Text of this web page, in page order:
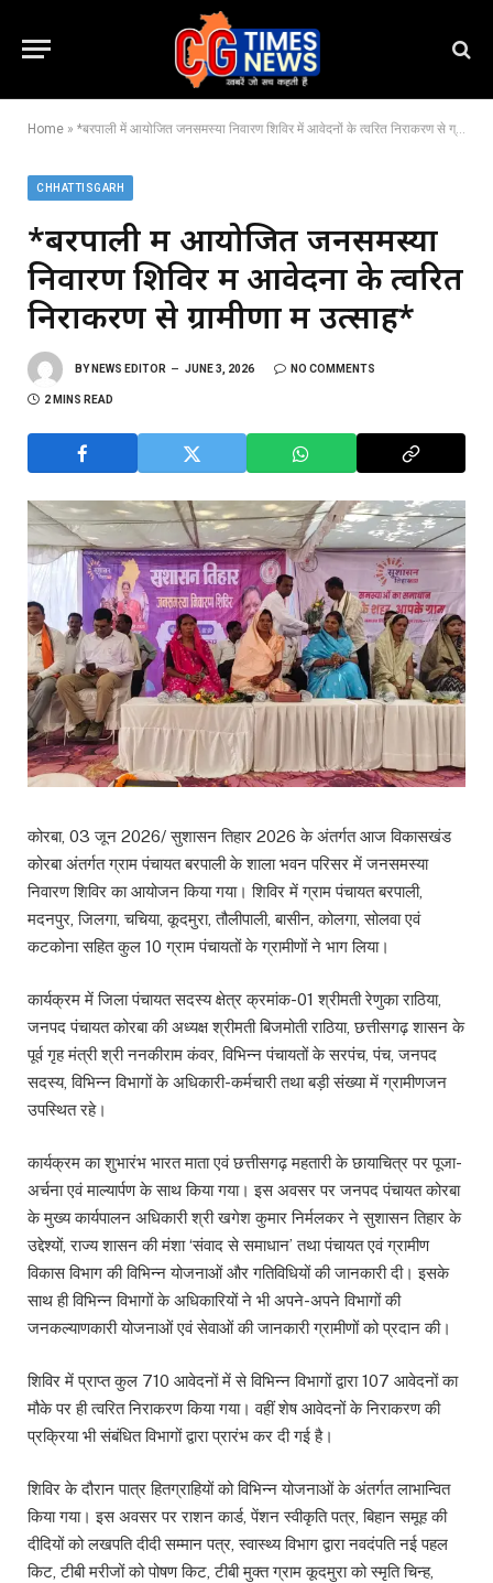
Home » *बरपाली में आयोजित जनसमस्या निवारण शिविर में आवेदनों के त्वरित निराकरण से ग्रामीणों में उत्साह*
CHHATTISGARH
*बरपाली में आयोजित जनसमस्या
निवारण शिविर में आवेदनों के त्वरित
निराकरण से ग्रामीणों में उत्साह*
BY NEWS EDITOR JUNE 3, 2026 NO COMMENTS
2 MINS READ
कोरबा, 03 जून 2026/ सुशासन तिहार 2026 के अंतर्गत आज विकासखंड
कोरबा अंतर्गत ग्राम पंचायत बरपाली के शाला भवन परिसर में जनसमस्या
निवारण शिविर का आयोजन किया गया। शिविर में ग्राम पंचायत बरपाली,
मदनपुर, जिलगा, चचिया, कूदमुरा, तौलीपाली, बासीन, कोलगा, सोलवा एवं
कटकोना सहित कुल 10 ग्राम पंचायतों के ग्रामीणों ने भाग लिया।
कार्यक्रम में जिला पंचायत सदस्य क्षेत्र क्रमांक-01 श्रीमती रेणुका राठिया,
जनपद पंचायत कोरबा की अध्यक्ष श्रीमती बिजमोती राठिया, छत्तीसगढ़ शासन के
पूर्व गृह मंत्री श्री ननकीराम कंवर, विभिन्न पंचायतों के सरपंच, पंच, जनपद
सदस्य, विभिन्न विभागों के अधिकारी-कर्मचारी तथा बड़ी संख्या में ग्रामीणजन
उपस्थित रहे।
कार्यक्रम का शुभारंभ भारत माता एवं छत्तीसगढ़ महतारी के छायाचित्र पर पूजा-
अर्चना एवं माल्यार्पण के साथ किया गया। इस अवसर पर जनपद पंचायत कोरबा
के मुख्य कार्यपालन अधिकारी श्री खगेश कुमार निर्मलकर ने सुशासन तिहार के
उद्देश्यों, राज्य शासन की मंशा ‘संवाद से समाधान’ तथा पंचायत एवं ग्रामीण
विकास विभाग की विभिन्न योजनाओं और गतिविधियों की जानकारी दी। इसके
साथ ही विभिन्न विभागों के अधिकारियों ने भी अपने-अपने विभागों की
जनकल्याणकारी योजनाओं एवं सेवाओं की जानकारी ग्रामीणों को प्रदान की।
शिविर में प्राप्त कुल 710 आवेदनों में से विभिन्न विभागों द्वारा 107 आवेदनों का
मौके पर ही त्वरित निराकरण किया गया। वहीं शेष आवेदनों के निराकरण की
प्रक्रिया भी संबंधित विभागों द्वारा प्रारंभ कर दी गई है।
शिविर के दौरान पात्र हितग्राहियों को विभिन्न योजनाओं के अंतर्गत लाभान्वित
किया गया। इस अवसर पर राशन कार्ड, पेंशन स्वीकृति पत्र, बिहान समूह की
दीदियों को लखपति दीदी सम्मान पत्र, स्वास्थ्य विभाग द्वारा नवदंपति नई पहल
किट, टीबी मरीजों को पोषण किट, टीबी मुक्त ग्राम कूदमुरा को स्मृति चिन्ह,